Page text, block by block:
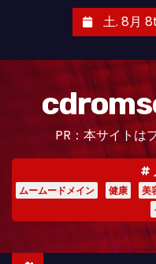
土. 8月
PR：本サイトは
ムームードメイン 健康 美